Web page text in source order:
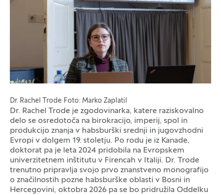
Dr. Rachel Trode Foto: Marko Zaplatil
Dr. Rachel Trode je zgodovinarka, katere raziskovalno
delo se osredotoča na birokracijo, imperij, spol in
produkcijo znanja v habsburški srednji in jugovzhodni
Evropi v dolgem 19. stoletju. Po rodu je iz Kanade,
doktorat pa je leta 2024 pridobila na Evropskem
univerzitetnem inštitutu v Firencah v Italiji. Dr. Trode
trenutno pripravlja svojo prvo znanstveno monografijo
o značilnostih pozne habsburške oblasti v Bosni in
Hercegovini, oktobra 2026 pa se bo pridružila Oddelku